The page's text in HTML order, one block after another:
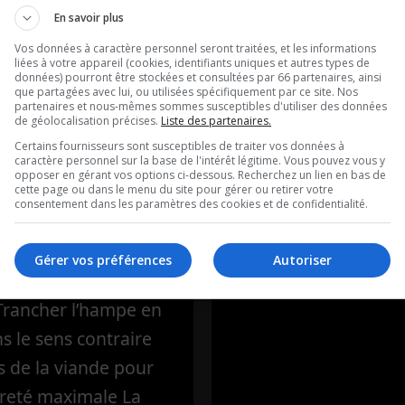
L’hampe
marinée au
de Frédéric
La recette de la
de bœuf
vin rougePour la
l’hampe en
le sens contraire
de la viande pour
maximale La
Intégral du
2026
Ouellet en direct -
07-08-2026
En savoir plus
Vos données à caractère personnel seront traitées, et les informations
liées à votre appareil (cookies, identifiants uniques et autres types de
données) pourront être stockées et consultées par 66 partenaires, ainsi
que partagées avec lui, ou utilisées spécifiquement par ce site. Nos
partenaires et nous-mêmes sommes susceptibles d'utiliser des données
de géolocalisation précises. Liste des partenaires.
Certains fournisseurs sont susceptibles de traiter vos données à
caractère personnel sur la base de l'intérêt légitime. Vous pouvez vous y
opposer en gérant vos options ci-dessous. Recherchez un lien en bas de
cette page ou dans le menu du site pour gérer ou retirer votre
consentement dans les paramètres des cookies et de confidentialité.
Autoriser
Gérer vos préférences